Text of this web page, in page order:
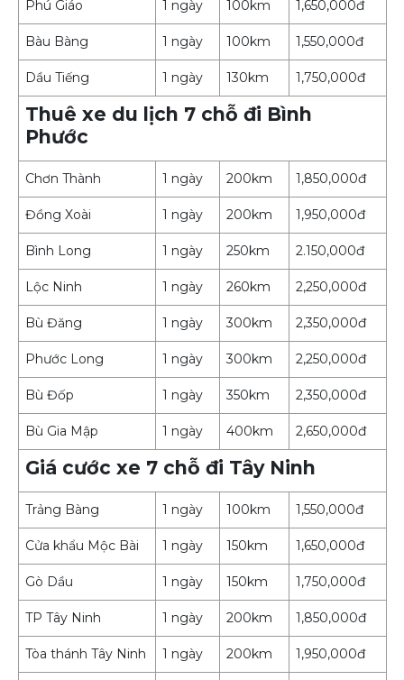
Phú Giáo 1 ngày 100km 1,650,000đ
Bàu Bàng 1 ngày 100km 1,550,000đ
Dầu Tiếng 1 ngày 130km 1,750,000đ
Thuê xe du lịch 7 chỗ đi Bình
Phước
Chơn Thành 1 ngày 200km 1,850,000đ
Đồng Xoài 1 ngày 200km 1,950,000đ
Bình Long 1 ngày 250km 2.150,000đ
Lộc Ninh 1 ngày 260km 2,250,000đ
Bù Đăng 1 ngày 300km 2,350,000đ
Phước Long 1 ngày 300km 2,250,000đ
Bù Đốp 1 ngày 350km 2,350,000đ
Bù Gia Mập 1 ngày 400km 2,650,000đ
Giá cước xe 7 chỗ đi Tây Ninh
Trảng Bàng 1 ngày 100km 1,550,000đ
Cửa khẩu Mộc Bài 1 ngày 150km 1,650,000đ
Gò Dầu 1 ngày 150km 1,750,000đ
TP Tây Ninh 1 ngày 200km 1,850,000đ
Tòa thánh Tây Ninh 1 ngày 200km 1,950,000đ